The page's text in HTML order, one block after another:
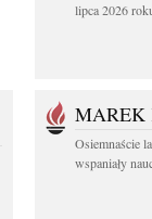
lipca 2026
MAREK
Osiemnaście
wspaniały